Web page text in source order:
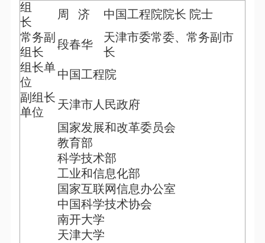
组
长
周 济
中国工程院院长 院士
常务副
组长
段春华
天津市委常委、常务副市
长
组长单
位
中国工程院
副组长
单位
天津市人民政府
国家发展和改革委员会
教育部
科学技术部
工业和信息化部
国家互联网信息办公室
中国科学技术协会
南开大学
天津大学